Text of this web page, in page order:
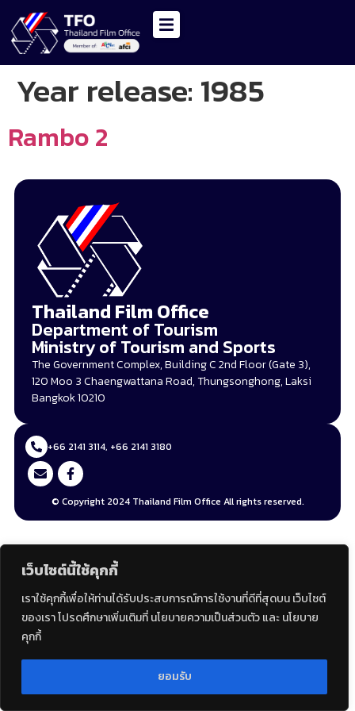
เว็บไซต์นี้ใช้คุกกี้
เราใช้คุกกี้เพื่อให้ท่านได้รับประสบการณ์การใช้งานที่ดีที่สุดบน เว็บไซต์
ของเรา โปรดศึกษาเพิ่มเติมที่ นโยบายความเป็นส่วนตัว และ นโยบาย
คุกกี้
ยอมรับ
Year release: 1985
Rambo 2
Thailand Film Office
Department of Tourism
Ministry of Tourism and Sports
The Government Complex, Building C 2nd Floor (Gate 3),
120 Moo 3 Chaengwattana Road, Thungsonghong, Laksi
Bangkok 10210
+66 2141 3114, +66 2141 3180
© Copyright 2024 Thailand Film Office All rights reserved.